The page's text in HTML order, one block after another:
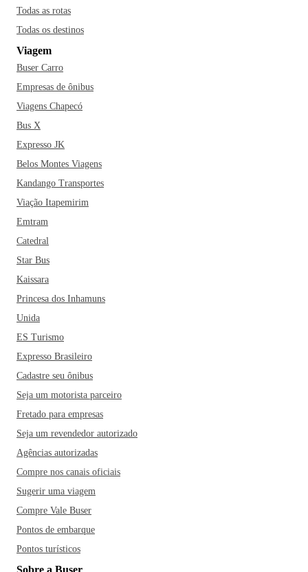
Todas as rotas
Todas os destinos
Viagem
Buser Carro
Empresas de ônibus
Viagens Chapecó
Bus X
Expresso JK
Belos Montes Viagens
Kandango Transportes
Viação Itapemirim
Emtram
Catedral
Star Bus
Kaissara
Princesa dos Inhamuns
Unida
ES Turismo
Expresso Brasileiro
Cadastre seu ônibus
Seja um motorista parceiro
Fretado para empresas
Seja um revendedor autorizado
Agências autorizadas
Compre nos canais oficiais
Sugerir uma viagem
Compre Vale Buser
Pontos de embarque
Pontos turísticos